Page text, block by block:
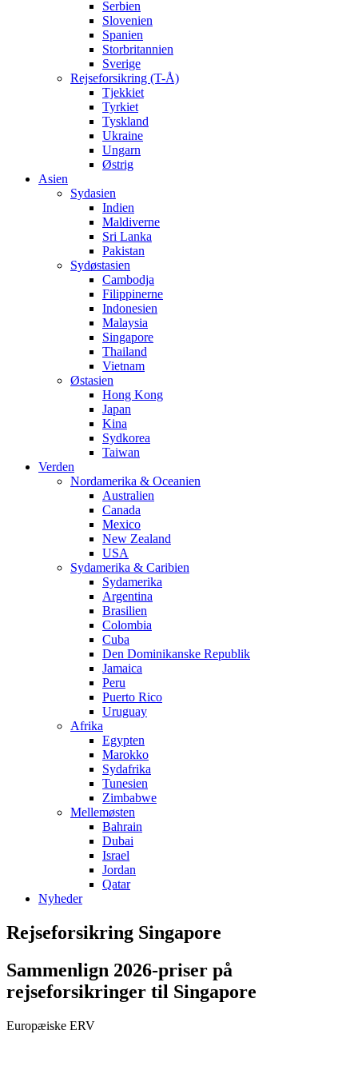
Serbien
Slovenien
Spanien
Storbritannien
Sverige
Rejseforsikring (T-Å)
Tjekkiet
Tyrkiet
Tyskland
Ukraine
Ungarn
Østrig
Asien
Sydasien
Indien
Maldiverne
Sri Lanka
Pakistan
Sydøstasien
Cambodja
Filippinerne
Indonesien
Malaysia
Singapore
Thailand
Vietnam
Østasien
Hong Kong
Japan
Kina
Sydkorea
Taiwan
Verden
Nordamerika & Oceanien
Australien
Canada
Mexico
New Zealand
USA
Sydamerika & Caribien
Sydamerika
Argentina
Brasilien
Colombia
Cuba
Den Dominikanske Republik
Jamaica
Peru
Puerto Rico
Uruguay
Afrika
Egypten
Marokko
Sydafrika
Tunesien
Zimbabwe
Mellemøsten
Bahrain
Dubai
Israel
Jordan
Qatar
Nyheder
Rejseforsikring Singapore
Sammenlign 2026-priser på
rejseforsikringer til Singapore
Europæiske ERV